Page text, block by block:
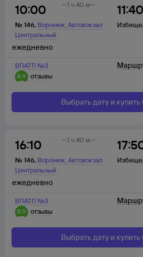
10:00
№ 146, Воронеж,Автовокзал
Центральный
11:40
Избище,
1 ч 40 м
ВПАТП №3
8,9
отзывы
ежедневно
Выбрать дату и купить
16:10
№ 146, Воронеж,Автовокзал
Центральный
Избище,
1 ч 40 м
ВПАТП №3
8,9
отзывы
ежедневно
Выбрать дату и купить